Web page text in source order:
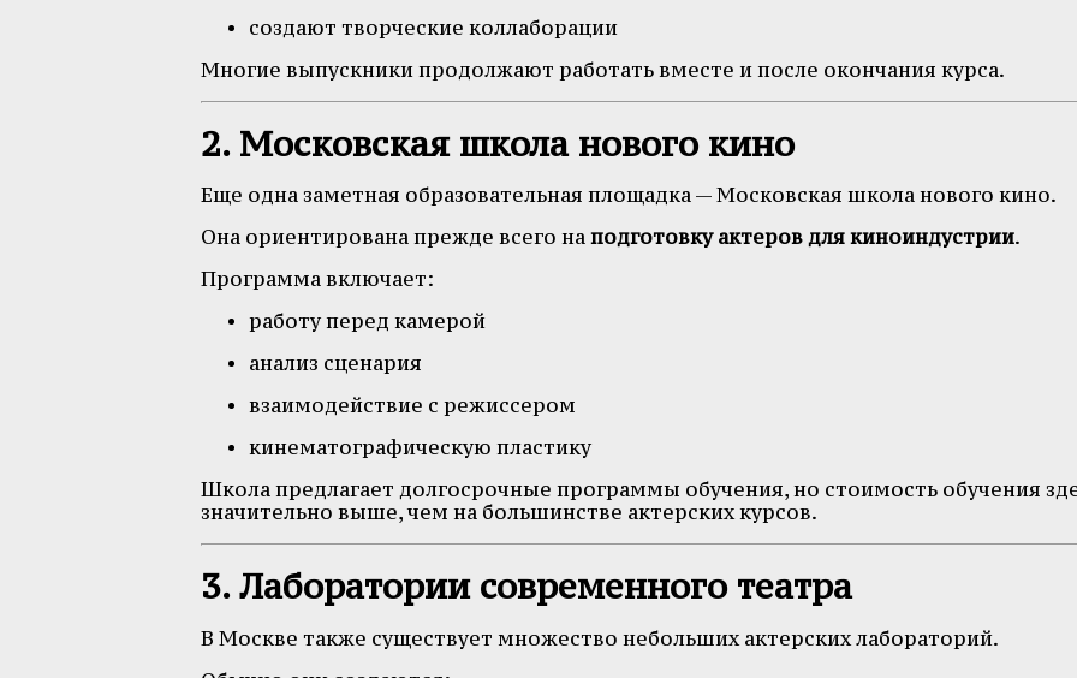
создают творческие коллаборации
Многие выпускники продолжают работать вместе и после окончания курса.
2. Московская школа нового кино
Еще одна заметная образовательная площадка — Московская школа нового кино.
Она ориентирована прежде всего наподготовку актеров для киноиндустрии.
Программа включает:
работу перед камерой
анализ сценария
взаимодействие с режиссером
кинематографическую пластику
Школа предлагает долгосрочные программы обучения, но стоимость обучения
значительно выше, чем на большинстве актерских курсов.
3. Лаборатории современного театра
В Москве также существует множество небольших актерских лабораторий.